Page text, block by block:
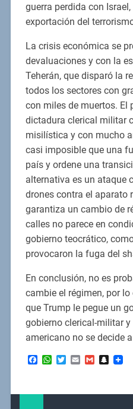
guerra perdida con
exportación del
La crisis económica se
devaluaciones y con la
Teherán, que disparó la
todos los sectores con
con miles de muertos. El
dictadura clerical militar
misilística y con mucho
casi imposible que una
país y ordene una
alternativa es un ataque
drones contra el aparato
garantiza un cambio de
calles no parece en
gobierno teocrático,
provocaron la fuga del
En conclusión, no es
cambie el régimen, por
que Trump le pegue un
gobierno clerical-militar
americano no se decide
Facebook
WhatsApp
Twitter
EmailGmail